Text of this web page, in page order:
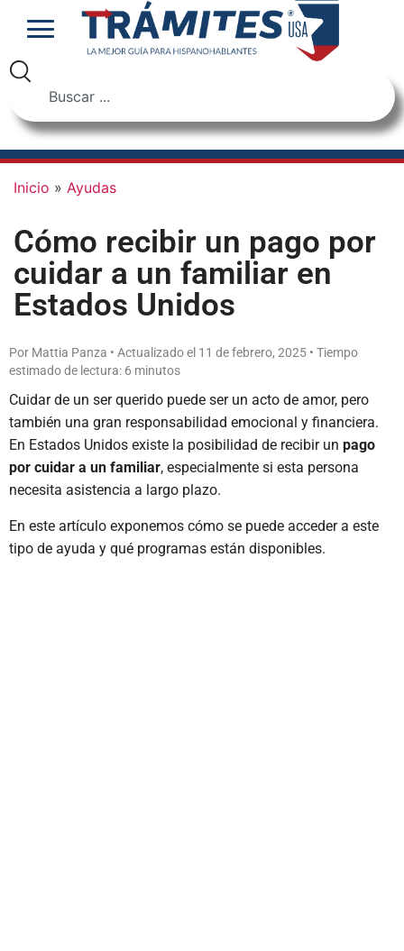
Inicio » Ayudas
Cómo recibir un pago por
cuidar a un familiar en
Estados Unidos
Por Mattia Panza • Actualizado el 11 de febrero, 2025 • Tiempo
estimado de lectura: 6 minutos
Cuidar de un ser querido puede ser un acto de amor, pero
también una gran responsabilidad emocional y financiera.
En Estados Unidos existe la posibilidad de recibir un pago
por cuidar a un familiar, especialmente si esta persona
necesita asistencia a largo plazo.
En este artículo exponemos cómo se puede acceder a este
tipo de ayuda y qué programas están disponibles.